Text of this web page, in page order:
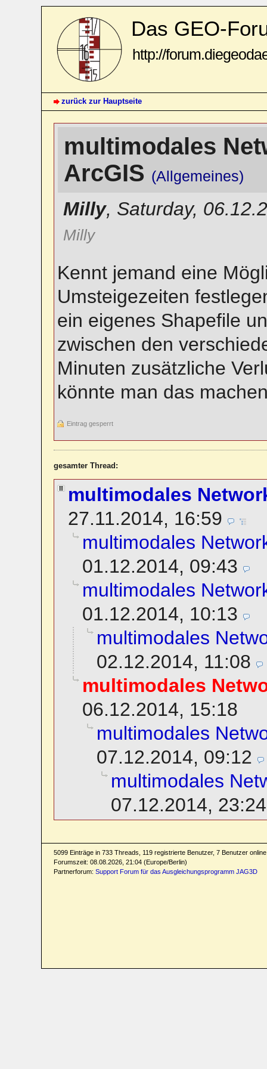
Das GEO-
http://
zurück zur Hauptseite
multimodales
ArcGIS (Allgemeines)
Milly, Saturday,
Milly
Kennt jemand eine
Umsteigezeiten
ein eigenes Shapefile
zwischen den
Minuten zusätzliche
könnte man das
Eintrag gesperrt
gesamter Thread:
multimodales
27.11.2014, 16:59
multimodales
01.12.2014, 09:43
multimodales
01.12.2014, 10:13
multimodales
02.12.2014, 11:08
multimodales
06.12.2014, 15:18
multimodales
07.12.2014, 09:12
multimodales
07.12.2014, 23:24
5099 Einträge in 733 Threads, 119 registrierte Benutzer, 7 Benutzer
Forumszeit: 08.08.2026, 21:04 (Europe/Berlin)
Partnerforum: Support Forum für das Ausgleichungsprogramm JAG3D